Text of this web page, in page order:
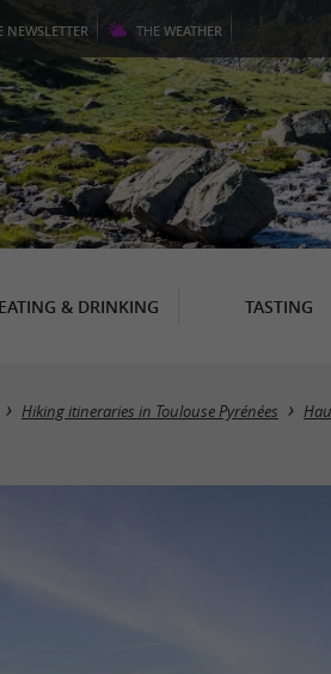
NEWSLETTER THE WEATHER
EATING & DRINKING TASTING
Hiking itineraries in Toulouse Pyrénées